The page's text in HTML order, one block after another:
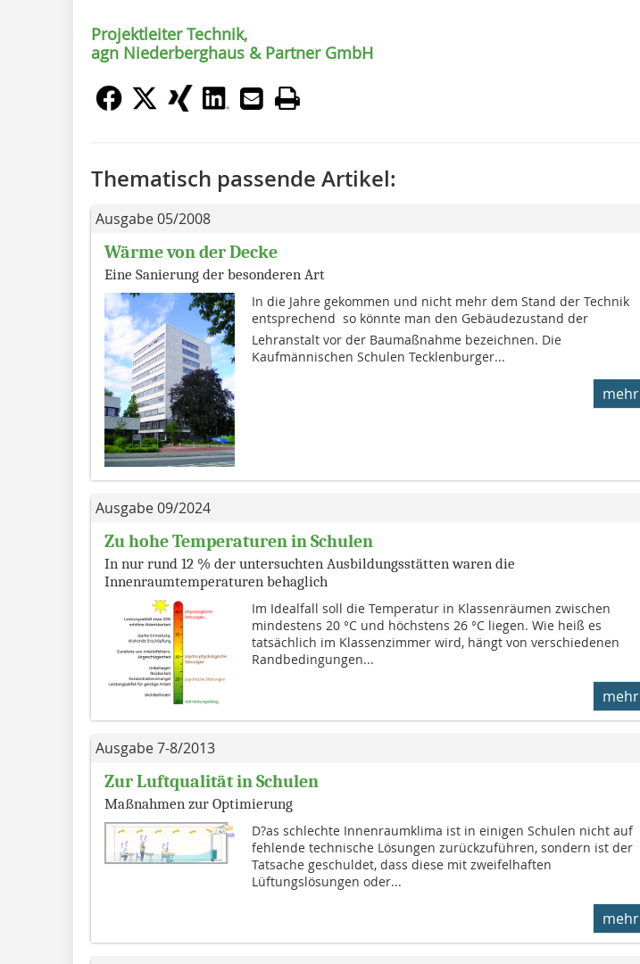
Projektleiter Technik,
agn Niederberghaus & Partner GmbH
Thematisch passende Artikel:
Ausgabe 05/2008
Wärme von der Decke
Eine Sanierung der besonderen Art
In die Jahre gekommen und nicht mehr dem Stand der Technik
entsprechend  so könnte man den Gebäudezustand der
Lehranstalt vor der Baumaßnahme bezeichnen. Die
Kaufmännischen Schulen Tecklenburger...
mehr
Ausgabe 09/2024
Zu hohe Temperaturen in Schulen
In nur rund 12 % der untersuchten Ausbildungsstätten waren die
Innenraumtemperaturen behaglich
Im Idealfall soll die Temperatur in Klassenräumen zwischen
mindestens 20 °C und höchstens 26 °C liegen. Wie heiß es
tatsächlich im Klassenzimmer wird, hängt von verschiedenen
Randbedingungen...
mehr
Ausgabe 7-8/2013
Zur Luftqualität in Schulen
Maßnahmen zur Optimierung
D?as schlechte Innenraumklima ist in einigen Schulen nicht auf
fehlende technische Lösungen zurückzuführen, sondern ist der
Tatsache geschuldet, dass diese mit zweifelhaften
Lüftungslösungen oder...
mehr